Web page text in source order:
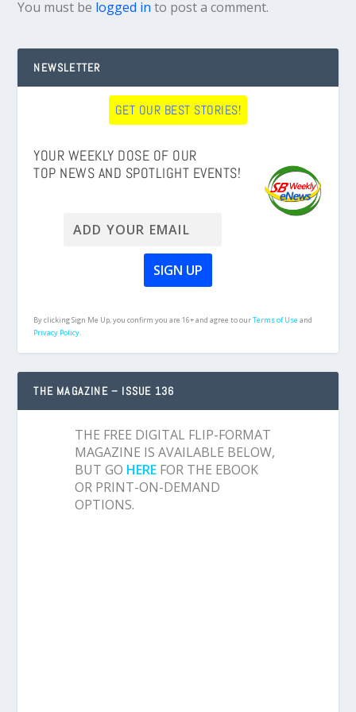
You must be logged in to post a comment.
NEWSLETTER
GET OUR BEST STORIES!
YOUR WEEKLY DOSE OF OUR
TOP NEWS AND SPOTLIGHT EVENTS!
By clicking Sign Me Up, you confirm you are 16+ and agree to ourTerms of Useand
Privacy Policy.
THE MAGAZINE – ISSUE 136
THE FREE DIGITAL FLIP-FORMAT
MAGAZINE IS AVAILABLE BELOW,
BUT GO HERE FOR THE EBOOK
OR PRINT-ON-DEMAND
OPTIONS.